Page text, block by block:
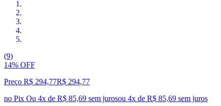
(9)
14% OFF
Preço R$ 294,77R$ 294,77
no Pix Ou 4x de R$ 85,69 sem jurosou 4x de R$ 85,69 sem juros